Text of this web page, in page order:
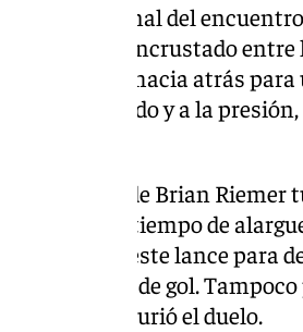
el tramo final del
Fabián Ruiz, incrustado
cedió hacia atrás
Atento a todo y a la
los pupilos de Brian
durante el tiempo de
parada en este lance para
marchamo de gol.
y ahí murió el duelo.